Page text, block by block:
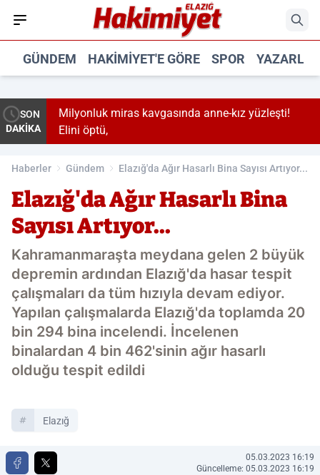
GÜNDEM HAKIMIYET'E GÖRE SPOR
SON
DAKİKA
Milyonluk miras kavgasında anne-kız yüzleşti!
Elini öptü,
Haberler Gündem Elazığ'da Ağır Hasarlı Bina Sayısı Artıyor...
Elazığ'da Ağır Hasarlı Bina
Sayısı Artıyor...
Kahramanmaraşta meydana gelen 2 büyük
depremin ardından Elazığ'da hasar tespit
çalışmaları da tüm hızıyla devam ediyor.
Yapılan çalışmalarda Elazığ'da toplamda 20
bin 294 bina incelendi. İncelenen
binalardan 4 bin 462'sinin ağır hasarlı
olduğu tespit edildi
Elazığ
05.03.2023 16:19
Güncelleme: 05.03.2023 16:19